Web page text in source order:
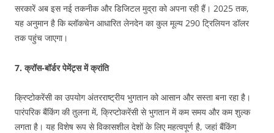
सरकारें अब इस नई तकनीक और डिजिटल मुद्रा को अपना रही हैं। 2025 तक,
यह अनुमान है कि ब्लॉकचेन आधारित लेनदेन का कुल मूल्य 290 ट्रिलियन डॉलर
तक पहुंच जाएगा।
7.क्रॉस-बॉर्डर पेमेंट्स में क्रांति
क्रिप्टोकरेंसी का उपयोग अंतरराष्ट्रीय भुगतान को आसान और सस्ता बना रहा है।
पारंपरिक बैंकिंग की तुलना में, क्रिप्टोकरेंसी से भुगतान में कम समय और कम शुल्क
लगता है। यह विशेष रूप से विकासशील देशों के लिए महत्वपूर्ण है, जहां बैंकिंग